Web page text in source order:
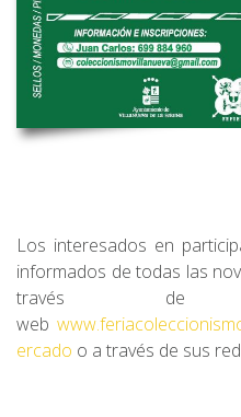
Los interesados en
informados de todas las
través de
web
ercado o a través de sus